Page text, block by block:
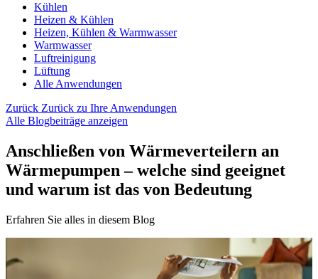
Kühlen
Heizen & Kühlen
Heizen, Kühlen & Warmwasser
Warmwasser
Luftreinigung
Lüftung
Alle Anwendungen
Zurück Zurück zu Ihre Anwendungen
Alle Blogbeiträge anzeigen
Anschließen von Wärmeverteilern an
Wärmepumpen – welche sind geeignet
und warum ist das von Bedeutung
Erfahren Sie alles in diesem Blog